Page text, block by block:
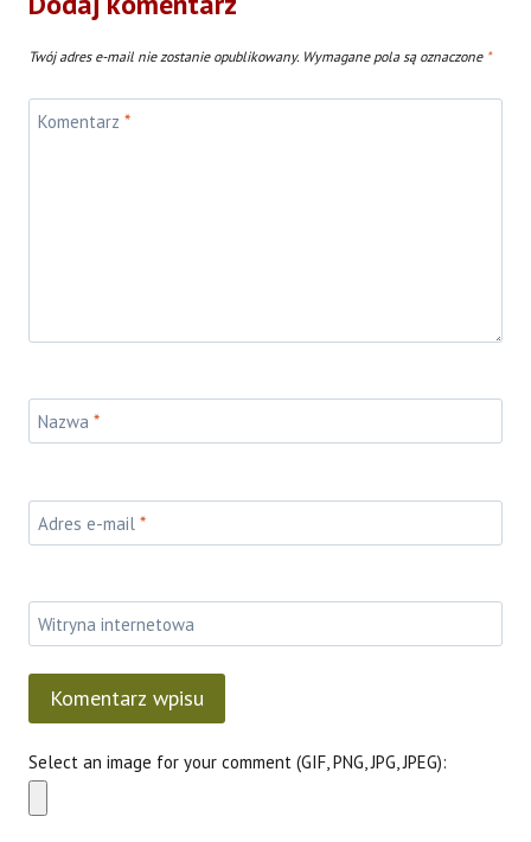
Twój adres e-mail nie zostanie opublikowany. Wymagane pola są oznaczone *
Komentarz *
Nazwa *
Adres e-mail *
Witryna internetowa
Select an image for your comment (GIF, PNG, JPG, JPEG):